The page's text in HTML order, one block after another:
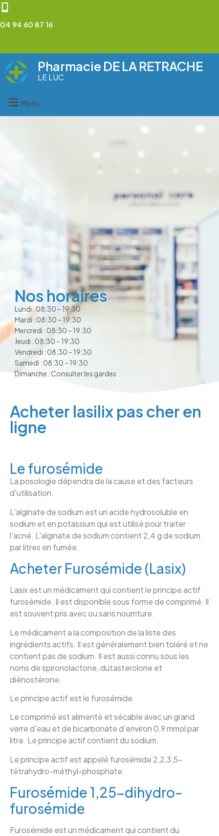
04 94 60 87 16
Pharmacie DE LA RETRACHE
LE LUC
Menu
Nos horaires
Lundi : 08:30 – 19:30
Mardi : 08:30 – 19:30
Mercredi : 08:30 – 19:30
Jeudi : 08:30 – 19:30
Vendredi : 08:30 – 19:30
Samedi : 08:30 – 19:30
Dimanche : Consulter les gardes
Acheter lasilix pas cher en
ligne
Le furosémide
La posologie dépendra de la cause et des facteurs
d'utilisation.
L'alginate de sodium est un acide hydrosoluble en
sodium et en potassium qui est utilisé pour traiter
l'acné. L'alginate de sodium contient 2,4 g de sodium
par litres en fumée.
Acheter Furosémide (Lasix)
Lasix est un médicament qui contient le principe actif
furosémide. Il est disponible sous forme de comprimé. Il
est souvent pris avec ou sans nourriture.
Le médicament a la composition de la liste des
ingrédients actifs. Il est généralement bien toléré et ne
contient pas de sodium. Il est aussi connu sous les
noms de spironolactone, dutasterolone et
diénostérone.
Le principe actif est le furosémide.
Le comprimé est alimenté et sécable avec un grand
verre d'eau et de bicarbonate d'environ 0,9 mmol par
litre. Le principe actif contient du sodium.
Le principe actif est appelé furosémide 2,2,3,5-
tétrahydro-méthyl-phosphate.
Furosémide 1,25-dihydro-
furosémide
Furosémide est un médicament qui contient du